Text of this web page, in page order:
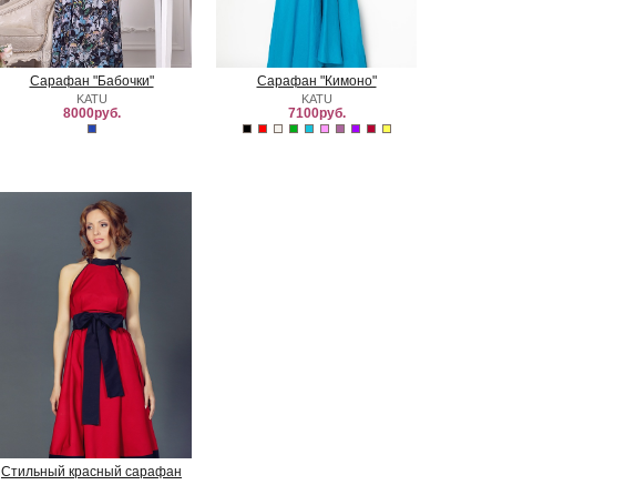
Сарафан "Бабочки"
KATU
8000руб.
Сарафан "Кимоно"
KATU
7100руб.
Стильный красный сарафан